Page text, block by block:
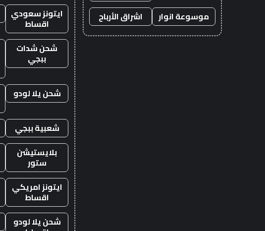
موسوعة انوار
اشراق الأرباح
ايتونز سعودي
اقساط
شحن شدات
ببجي
شحن يلا لودو
شعبية ببجي
بلايستيشن
ستور
ايتونز امريكي
اقساط
شحن يلا لودو